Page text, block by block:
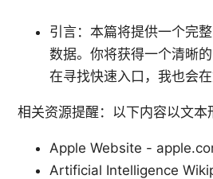
引言：本篇将提供一个完
数据。你将获得一个清晰
在寻找快速入口，我也会
相关资源提醒：以下内容以文本
Apple Website -
Artificial Intelligence